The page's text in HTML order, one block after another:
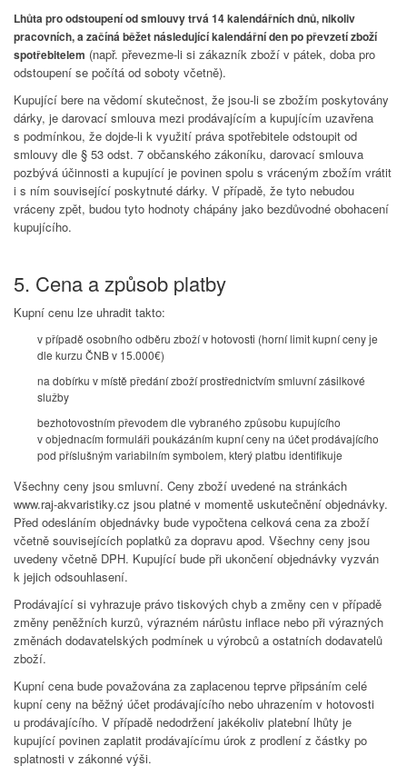
Lhůta pro odstoupení od smlouvy trvá 14 kalendářních dnů, nikoliv
pracovních, a začíná běžet následující kalendářní den po převzetí zboží
spotřebitelem (např. převezme-li si zákazník zboží v pátek, doba pro
odstoupení se počítá od soboty včetně).
Kupující bere na vědomí skutečnost, že jsou-li se zbožím poskytovány
dárky, je darovací smlouva mezi prodávajícím a kupujícím uzavřena
s podmínkou, že dojde-li k využití práva spotřebitele odstoupit od
smlouvy dle § 53 odst. 7 občanského zákoníku, darovací smlouva
pozbývá účinnosti a kupující je povinen spolu s vráceným zbožím vrátit
i s ním související poskytnuté dárky. V případě, že tyto nebudou
vráceny zpět, budou tyto hodnoty chápány jako bezdůvodné obohacení
kupujícího.
5. Cena a způsob platby
Kupní cenu lze uhradit takto:
v případě osobního odběru zboží v hotovosti (horní limit kupní ceny je
dle kurzu ČNB v 15.000€)
na dobírku v místě předání zboží prostřednictvím smluvní zásilkové
služby
bezhotovostním převodem dle vybraného způsobu kupujícího
v objednacím formuláři poukázáním kupní ceny na účet prodávajícího
pod příslušným variabilním symbolem, který platbu identifikuje
Všechny ceny jsou smluvní. Ceny zboží uvedené na stránkách
www.raj-akvaristiky.cz jsou platné v momentě uskutečnění objednávky.
Před odesláním objednávky bude vypočtena celková cena za zboží
včetně souvisejících poplatků za dopravu apod. Všechny ceny jsou
uvedeny včetně DPH. Kupující bude při ukončení objednávky vyzván
k jejich odsouhlasení.
Prodávající si vyhrazuje právo tiskových chyb a změny cen v případě
změny peněžních kurzů, výrazném nárůstu inflace nebo při výrazných
změnách dodavatelských podmínek u výrobců a ostatních dodavatelů
zboží.
Kupní cena bude považována za zaplacenou teprve připsáním celé
kupní ceny na běžný účet prodávajícího nebo uhrazením v hotovosti
u prodávajícího. V případě nedodržení jakékoliv platební lhůty je
kupující povinen zaplatit prodávajícímu úrok z prodlení z částky po
splatnosti v zákonné výši.